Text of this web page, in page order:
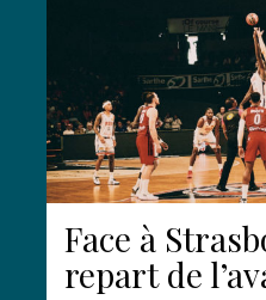
Face à
repart de